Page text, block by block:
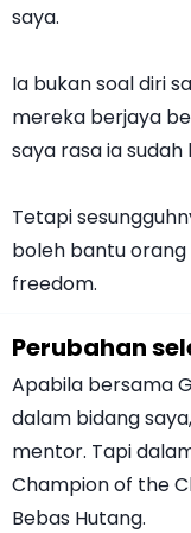
saya.
Ia bukan soal diri
mereka berjaya
saya rasa ia
Tetapi
boleh bantu
freedom.
Perubahan
Apabila bersama
dalam bidang
mentor. Tapi
Champion of the
Bebas Hutang.